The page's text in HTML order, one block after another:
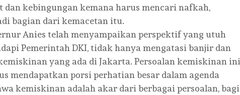
dan kebingungan kemana harus mencari nafkah,
bagian dari kemacetan itu.
Anies telah menyampaikan perspektif yang utuh
Pemerintah DKI, tidak hanya mengatasi banjir dan
yang ada di Jakarta. Persoalan kemiskinan ini
mendapatkan porsi perhatian besar dalam agenda
kemiskinan adalah akar dari berbagai persoalan, bagi